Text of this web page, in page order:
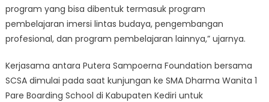
program yang bisa dibentuk termasuk program
pembelajaran imersi lintas budaya, pengembangan
profesional, dan program pembelajaran lainnya,” ujarnya.
Kerjasama antara Putera Sampoerna Foundation bersama
SCSA dimulai pada saat kunjungan ke SMA Dharma Wanita 1
Pare Boarding School di Kabupaten Kediri untuk